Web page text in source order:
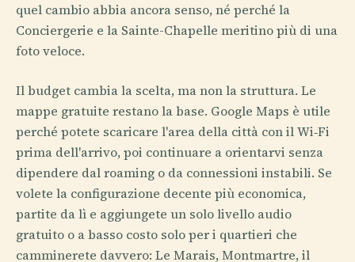
quel cambio abbia ancora senso, né perché la
Conciergerie e la Sainte-Chapelle meritino più di una
foto veloce.
Il budget cambia la scelta, ma non la struttura. Le
mappe gratuite restano la base. Google Maps è utile
perché potete scaricare l'area della città con il Wi‑Fi
prima dell'arrivo, poi continuare a orientarvi senza
dipendere dal roaming o da connessioni instabili. Se
volete la configurazione decente più economica,
partite da lì e aggiungete un solo livello audio
gratuito o a basso costo solo per i quartieri che
camminerete davvero: Le Marais, Montmartre, il